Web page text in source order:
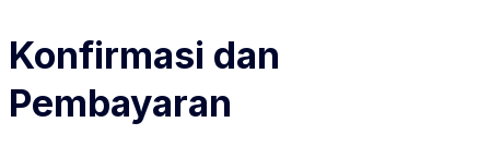
Konfirmasi dan
Pembayaran